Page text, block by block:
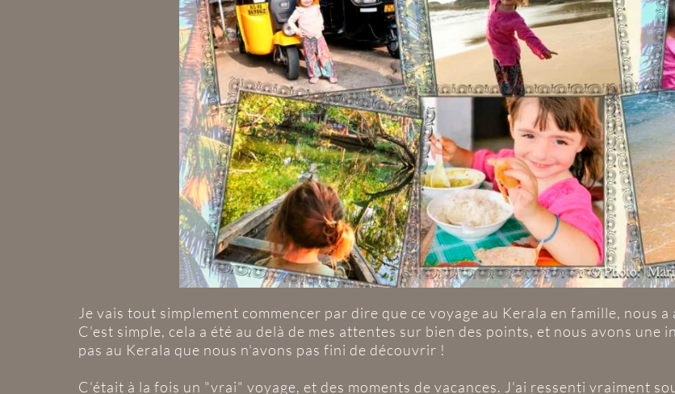
Je vais tout simplement commencer par dire que ce voyage au Kerala en famille, nous
C'est simple, cela a été au delà de mes attentes sur bien des points, et nous avons
pas au Kerala que nous n'avons pas fini de découvrir !
C'était à la fois un "vrai" voyage, et des moments de vacances. J'ai ressenti vraiment